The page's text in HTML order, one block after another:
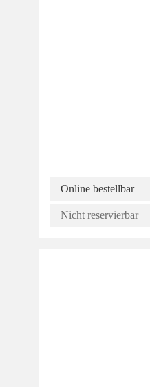
Online bestellbar
Nicht reservierbar